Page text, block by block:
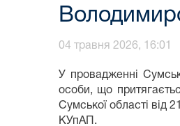
04 травня 2026, 16:01
У провадженні
особи, що
Сумської області від
КУпАП.